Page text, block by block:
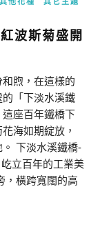
波斯菊盛開
煦，在這樣的
「下淡水溪鐵
座百年鐵橋下
海如期綻放，
下淡水溪鐵橋-
立百年的工業美
，橫跨寬闊的高